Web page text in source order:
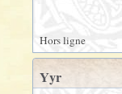
Hors ligne
Yyr